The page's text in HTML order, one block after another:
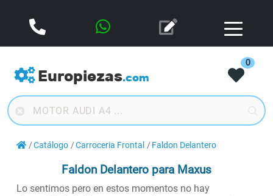
Europiezas.com
0
Catálogo Carroceria Frontal Faldon Delantero
Faldon Delantero para Maxus
Lo sentimos pero en estos momentos no hay